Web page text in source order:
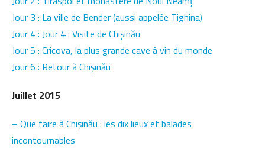
Jour 3 : La ville de Bender (aussi appelée Tighina)
Jour 4 : Jour 4 : Visite de Chișinău
Jour 5 : Cricova, la plus grande cave à vin du monde
Jour 6 : Retour à Chișinău
Juillet 2015
– Que faire à Chișinău : les dix lieux et balades
incontournables